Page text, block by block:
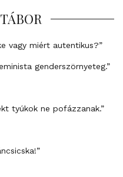
vagy miért autentikus?”
genderszörnyeteg.”
tyúkok ne pofázzanak.”